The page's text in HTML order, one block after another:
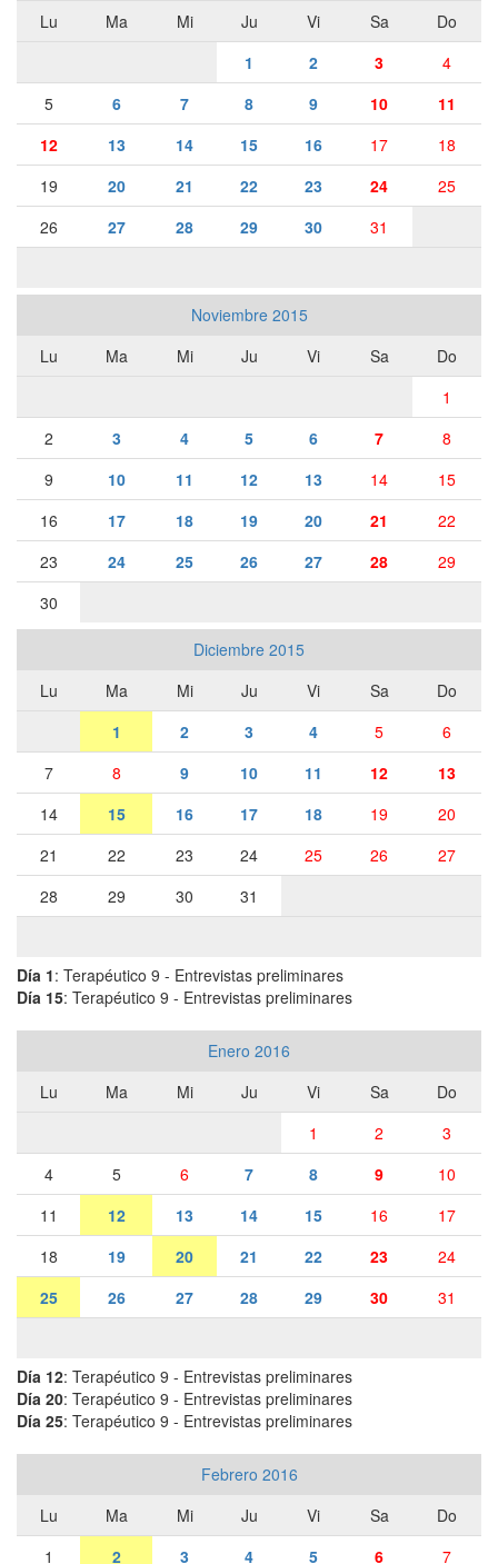
Lu
Ma Mi Ju Vi Sa
Do
1
2 3
4
5
6 7 8 9 10
11
12
13 14 15 16 17
18
19
20 21 22 23 24
25
26
27 28 29 30 31
Noviembre 2015
Lu
Ma Mi Ju Vi Sa
Do
1
2
3 4 5 6 7
8
9
10 11 12 13 14
15
16
17 18 19 20 21
22
23
24 25 26 27 28
29
30
Diciembre 2015
Lu
Ma Mi Ju Vi Sa
Do
1
2 3 4 5
6
7
8 9 10 11 12
13
14
15 16 17 18 19
20
21
22 23 24 25 26
27
28
29 30 31
Día 1: Terapéutico 9 - Entrevistas preliminares
Día 15: Terapéutico 9 - Entrevistas preliminares
Enero 2016
Lu
Ma Mi Ju Vi Sa
Do
1
2
3
4
5 6 7 8 9
10
11
12 13 14 15 16
17
18
19 20 21 22 23
24
25
26 27 28 29 30 31
Día 12: Terapéutico 9 - Entrevistas preliminares
Día 20: Terapéutico 9 - Entrevistas preliminares
Día 25: Terapéutico 9 - Entrevistas preliminares
Febrero 2016
Lu
Ma Mi Ju Vi Sa
Do
1
2 3 4 5 6 7